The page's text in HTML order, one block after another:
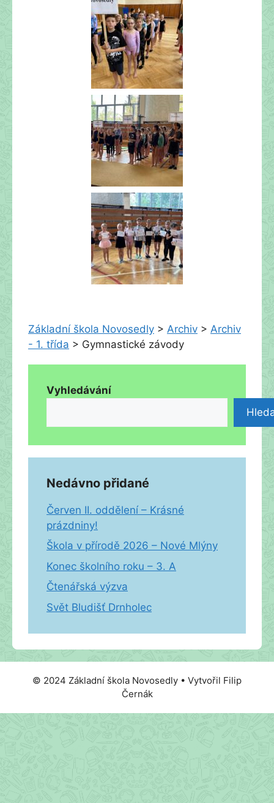
Základní škola Novosedly > Archiv > Archiv
- 1. třída > Gymnastické závody
Vyhledávání
Nedávno přidané
Červen II. oddělení – Krásné
prázdniny!
Škola v přírodě 2026 – Nové Mlýny
Konec školního roku – 3. A
Čtenářská výzva
Svět Bludišť Drnholec
© 2024 Základní škola Novosedly • Vytvořil Filip
Černák